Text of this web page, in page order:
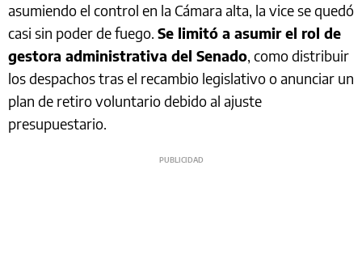
asumiendo el control en la Cámara alta, la vice se quedó
casi sin poder de fuego. Se limitó a asumir el rol de
gestora administrativa del Senado, como distribuir
los despachos tras el recambio legislativo o anunciar un
plan de retiro voluntario debido al ajuste
presupuestario.